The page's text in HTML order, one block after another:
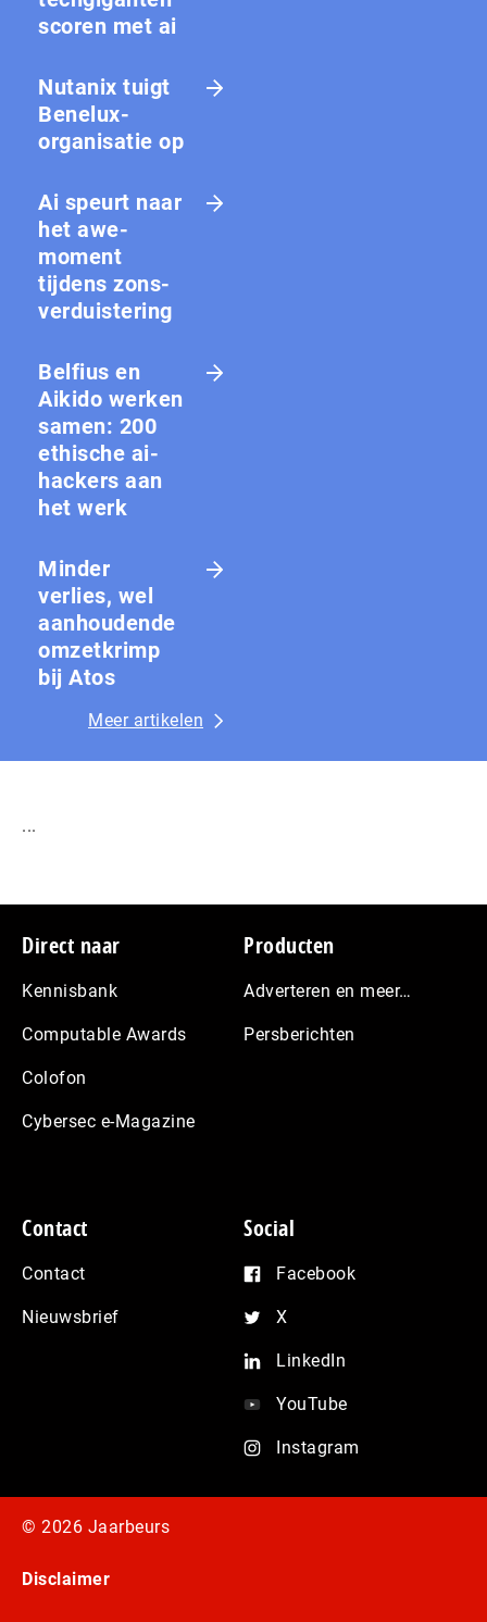
scoren met ai
Nutanix tuigt
Benelux-
organisatie op
Ai speurt naar
het awe-
moment
tijdens zons­
ver­duis­te­ring
Belfius en
Aikido werken
samen: 200
ethische ai-
hackers aan
het werk
Minder
verlies, wel
aanhoudende
omzetkrimp
bij Atos
Meer artikelen
...
Footer
Direct naar
Kennisbank
Computable Awards
Colofon
Cybersec e-Magazine
Producten
Adverteren en meer…
Persberichten
Contact
Contact
Nieuwsbrief
Social
Facebook
X
LinkedIn
YouTube
Instagram
© 2026 Jaarbeurs
Disclaimer